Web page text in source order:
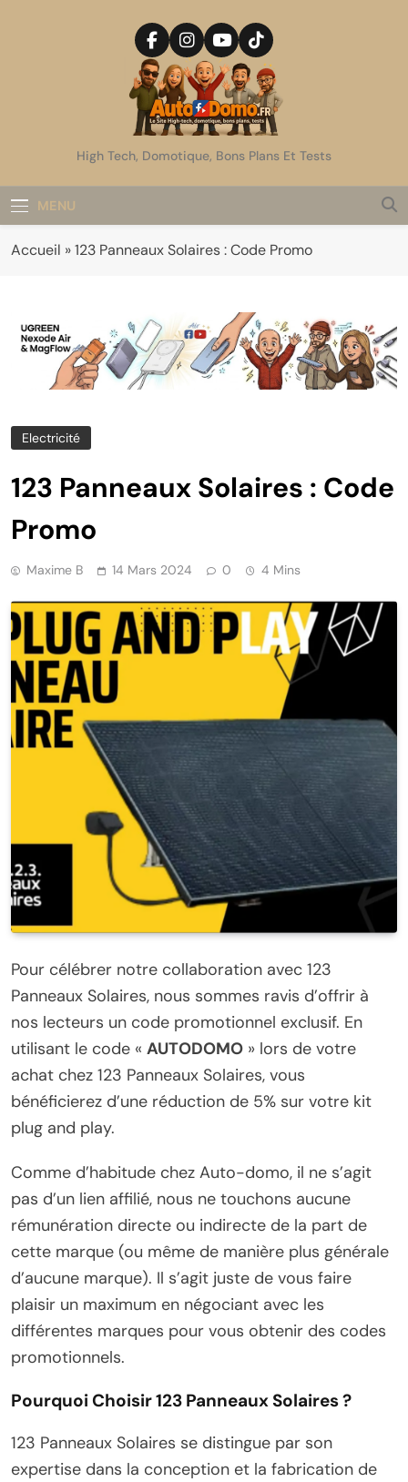
AutoDomo
High Tech, Domotique, Bons Plans Et Tests
MENU
Accueil »123 Panneaux Solaires : Code Promo
Electricité
123 Panneaux Solaires : Code
Promo
Maxime B 14 Mars 2024 0 4 Mins
Pour célébrer notre collaboration avec 123
Panneaux Solaires, nous sommes ravis d’offrir à
nos lecteurs un code promotionnel exclusif. En
utilisant le code « AUTODOMO » lors de votre
achat chez 123 Panneaux Solaires, vous
bénéficierez d’une réduction de 5% sur votre kit
plug and play.
Comme d’habitude chez Auto-domo, il ne s’agit
pas d’un lien affilié, nous ne touchons aucune
rémunération directe ou indirecte de la part de
cette marque (ou même de manière plus générale
d’aucune marque). Il s’agit juste de vous faire
plaisir un maximum en négociant avec les
différentes marques pour vous obtenir des codes
promotionnels.
Pourquoi Choisir 123 Panneaux Solaires ?
123 Panneaux Solaires se distingue par son
expertise dans la conception et la fabrication de